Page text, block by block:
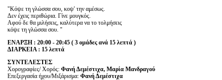
"Κόψε τη γλώσσα σου, κοψ' την αμέσως.
Δεν έχεις περιθώρια. Γίνε μουγκός.
Αφού δε θα μιλήσεις, καλύτερα να το τολμήσεις
κόψε τη γλώσσα σου. "
ΕΝΑΡΞΗ : 20:00 - 20:45 ( 3 ομάδες ανά 15 λεπτά )
ΔΙΑΡΚΕΙΑ : 15 λεπτά
ΣΥΝΤΕΛΕΣΤΕΣ
Χορογραφίες/ Χορός: Φανή Δεμέστιχα, Μαρία Μανδραγού
Επεξεργασία ήχου/Μιξάρισμα: ΦανήΔεμέστιχα